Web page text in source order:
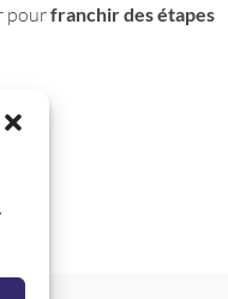
pourfranchir des étapes